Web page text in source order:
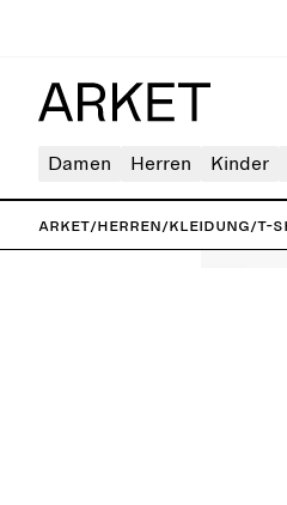
Damen Herren Kinder
ARKET/Herren/Kleidung/T-